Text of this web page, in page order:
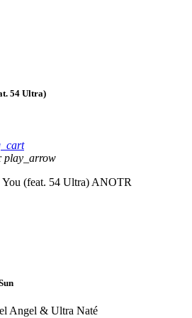
54 Ultra)
play_arrow
(feat. 54 Ultra) ANOTR
Angel & Ultra Naté